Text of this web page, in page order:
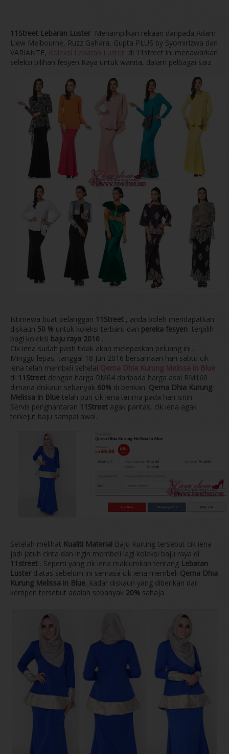
11Street Lebaran Luster Menampilkan rekaan daripada Adam
Liew Melbourne, Ruzz Gahara, Gupta PLUS by SyomirIzwa dan
VARIANTE, Koleksi Lebaran Luster di 11street ini menawarkan
seleksi pilihan fesyen Raya untuk wanita, dalam pelbagai saiz.
Istimewa buat pelanggan 11Street , anda boleh mendapatkan
diskaun 50 % untuk koleksi terbaru dari pereka fesyen terpilih
bagi koleksi baju raya 2016 .
Cik iena sudah pasti tidak akan melepaskan peluang ini .
Minggu lepas, tanggal 18 Jun 2016 bersamaan hari sabtu cik
iena telah membeli sehelai Qerna Dhia Kurung Melissa in Blue
di 11Street dengan harga RM64 daripada harga asal RM160
dimana diskaun sebanyak 60% di berikan. Qerna Dhia Kurung
Melissa in Blue telah pun cik iena terima pada hari isnin .
Servis penghantaran 11Street agak pantas, cik iena agak
terkejut baju sampai awal.
Setelah melihat Kualiti Material Baju Kurung tersebut cik iena
jadi jatuh cinta dan ingin membeli lagi koleksi baju raya di
11street . Seperti yang cik iena maklumkan tentang Lebaran
Lusterdiatas sebelum ini semasa cik iena membeli Qerna Dhia
Kurung Melissa in Blue, kadar diskaun yang diberikan dari
kempen tersebut adalah sebanyak 20% sahaja .